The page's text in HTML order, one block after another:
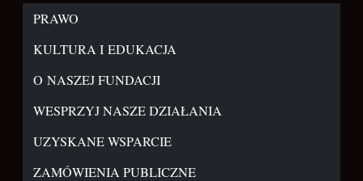
PRAWO
KULTURA I EDUKACJA
O NASZEJ FUNDACJI
WESPRZYJ NASZE DZIAŁANIA
UZYSKANE WSPARCIE
ZAMÓWIENIA PUBLICZNE